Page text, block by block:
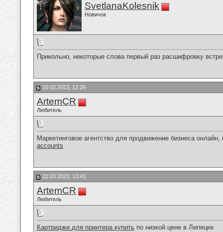
SvetlanaKolesnik
Новичок
Прикольно, некоторые слова первый раз расшифровку
10.02.2023, 12:26
ArtemCR
Любитель
Маркетинговое агентство для продвижение бизнеса
accounts
22.03.2023, 13:43
ArtemCR
Любитель
Картриджи для принтера купить по низкой цене в Липецке